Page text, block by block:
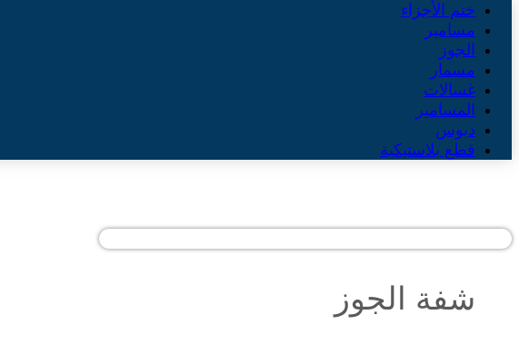
ختم الأجزاء
مسامير
الجوز
مسمار
غسالات
المسامير
دبوس
قطع بلاستيكية
شفة الجوز